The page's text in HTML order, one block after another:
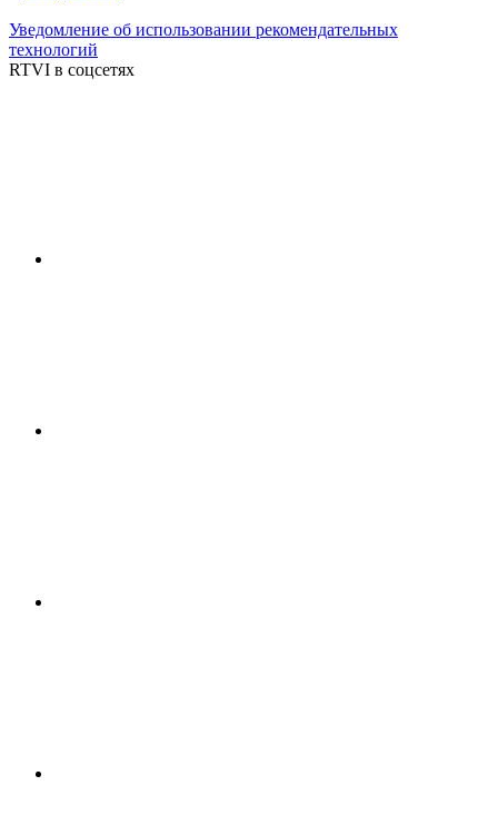
Уведомление об использовании рекомендательных
технологий
RTVI в соцсетях